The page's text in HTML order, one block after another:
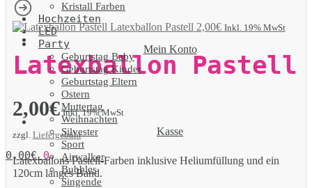
Mein Konto
Kasse
0,00€ 0
Kristall Farben
Hochzeiten
LED
Party
Geburtstag Baby
Geburtstag Kinder
Geburtstag Eltern
Ostern
Muttertag
Weihnachten
Silvester
Sport
Airwalker
Bubbles
Singende
Latexballon Pastell 2,00€ Inkl. 19% MwSt
Latexballon Pastell
2,00€ Inkl. 19% MwSt
zzgl. Liefergebühr
Latexballons Pastell-Farben inklusive Heliumfüllung und ein
120cm langes Band.